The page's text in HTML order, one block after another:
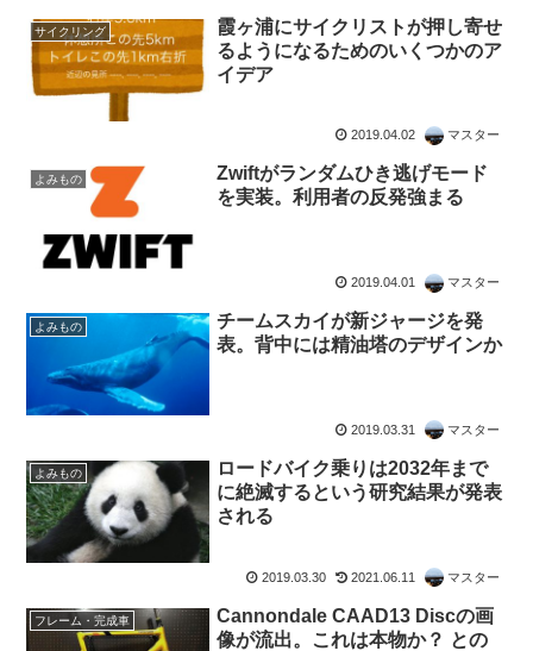
サイクリング
霞ヶ浦にサイクリストが押し寄せ
るようになるためのいくつかのア
イデア
2019.04.02 マスター
よみもの
Zwiftがランダムひき逃げモード
を実装。利用者の反発強まる
2019.04.01 マスター
よみもの
チームスカイが新ジャージを発
表。背中には精油塔のデザインか
2019.03.31 マスター
よみもの
ロードバイク乗りは2032年まで
に絶滅するという研究結果が発表
される
2019.03.30 2021.06.11 マスター
フレーム・完成車
Cannondale CAAD13 Discの画
像が流出。これは本物か？ との